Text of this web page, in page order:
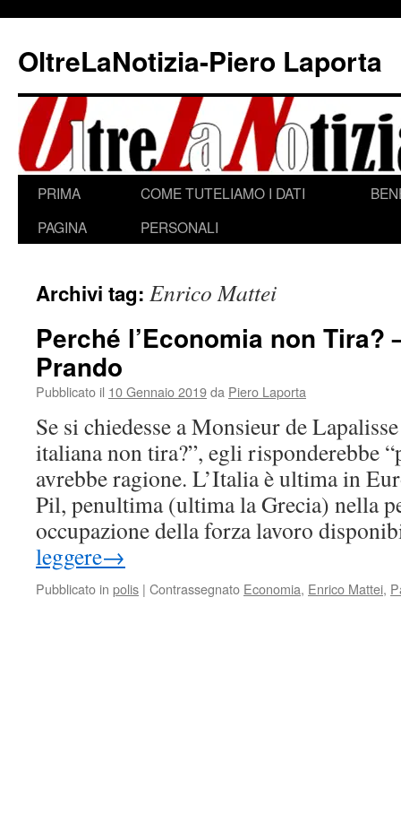
contenuto
OltreLaNotizia-Piero Laporta
PRIMA
PAGINA
COME TUTELIAMO I DATI
PERSONALI
Archivi tag: Enrico Mattei
Perché l’Economia non Tira?
Prando
Pubblicato il 10 Gennaio 2019da Piero Laporta
Se si chiedesse a Monsieur de
italiana non tira?”, egli risponderebbe
avrebbe ragione. L’Italia è ultima in
Pil, penultima (ultima la Grecia) nella
occupazione della forza lavoro
leggere→
Pubblicato in polis | Contrassegnato Economia, Enrico Mattei,